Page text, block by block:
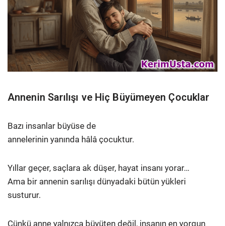
Annenin Sarılışı ve Hiç Büyümeyen Çocuklar
Bazı insanlar büyüse de
annelerinin yanında hâlâ çocuktur.
Yıllar geçer, saçlara ak düşer, hayat insanı yorar…
Ama bir annenin sarılışı dünyadaki bütün yükleri
susturur.
Çünkü anne yalnızca büyüten değil, insanın en yorgun